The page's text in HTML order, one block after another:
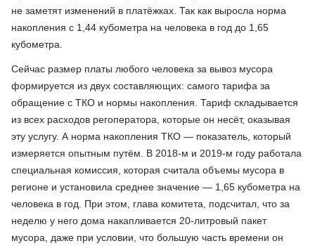
не заметят изменений в платёжках. Так как выросла норма
накопления с 1,44 кубометра на человека в год до 1,65
кубометра.
Сейчас размер платы любого человека за вывоз мусора
формируется из двух составляющих: самого тарифа за
обращение с ТКО и нормы накопления. Тариф складывается
из всех расходов регоператора, которые он несёт, оказывая
эту услугу. А норма накопления ТКО — показатель, который
измеряется опытным путём. В 2018-м и 2019-м году работала
специальная комиссия, которая считала объемы мусора в
регионе и установила среднее значение — 1,65 кубометра на
человека в год. При этом, глава комитета, подсчитал, что за
неделю у него дома накапливается 20-литровый пакет
мусора, даже при условии, что большую часть времени он